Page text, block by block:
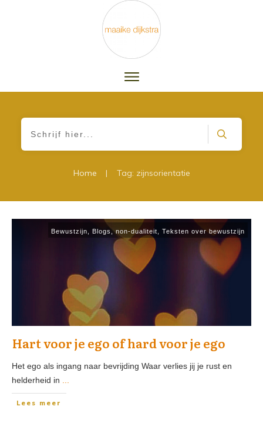
Home | Tag: zijnsorientatie
Bewustzijn Blogs,non-dualiteit Teksten over bewustzijn
Hart voor je ego of hard voor je ego
Het ego als ingang naar bevrijding Waar verlies jij je rust en
helderheid in
Lees meer